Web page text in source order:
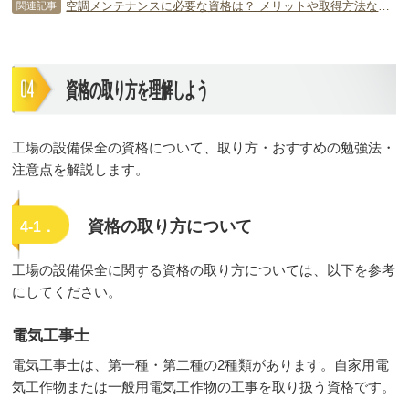
関連記事 空調メンテナンスに必要な資格は？ メリットや取得方法などを紹介
資格の取り方を理解しよう
工場の設備保全の資格について、取り方・おすすめの勉強法・
注意点を解説します。
4-1． 資格の取り方について
工場の設備保全に関する資格の取り方については、以下を参考
にしてください。
電気工事士
電気工事士は、第一種・第二種の2種類があります。自家用電
気工作物または一般用電気工作物の工事を取り扱う資格です。